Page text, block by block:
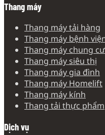
Thang máy
Thang máy tải hàng
Thang máy bệnh
Thang máy chung cư
Thang máy siêu thị
Thang máy gia đình
Thang máy Homelift
Thang máy kính
Thang tải thực phẩm
Dịch vụ